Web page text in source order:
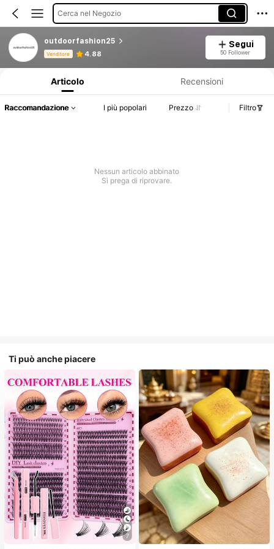
Cerca nel Negozio
outdoorfashion25
Venditore 4.88
Segui
50 Follower
Articolo Recensioni
Raccomandazione I più popolari Prezzo Filtro
Nessun articolo abbinato
Si prega di riprovare.
Ti può anche piacere
7